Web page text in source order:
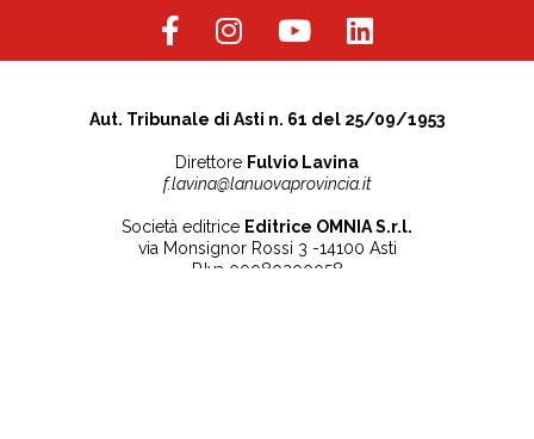
Aut. Tribunale di Asti n. 61 del 25/09/1953
Direttore Fulvio Lavina
f.lavina@lanuovaprovincia.it
Società editrice Editrice OMNIA S.r.l.
via Monsignor Rossi 3 -14100 Asti
P.Iva 00080200058